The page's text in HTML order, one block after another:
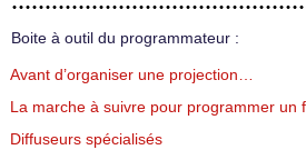
Boite à outil du programmateur :
Avant d’organiser une projection…
La marche à suivre pour programmer un
Diffuseurs spécialisés